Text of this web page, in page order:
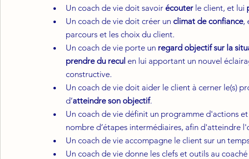
Un coach de vie doit savoir écouter le client, et lui
Un coach de vie doit créer un climat de confiance,
parcours et les choix du client.
Un coach de vie porte un regard objectif sur la
prendre du recul en lui apportant un nouvel
constructive.
Un coach de vie doit aider le client à cerner le(s)
d’atteindre son objectif.
Un coach de vie définit un programme d'actions
nombre d’étapes intermédiaires, afin d'atteindre
Un coach de vie accompagne le client sur un
Un coach de vie donne les clefs et outils au